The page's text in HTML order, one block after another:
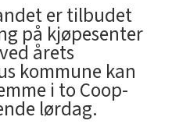
er tilbudet
på kjøpesenter
årets
kommune kan
i to Coop-
lørdag.